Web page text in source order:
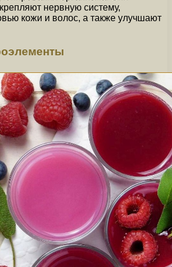
нервную систему,
кожи и волос, а также улучшают